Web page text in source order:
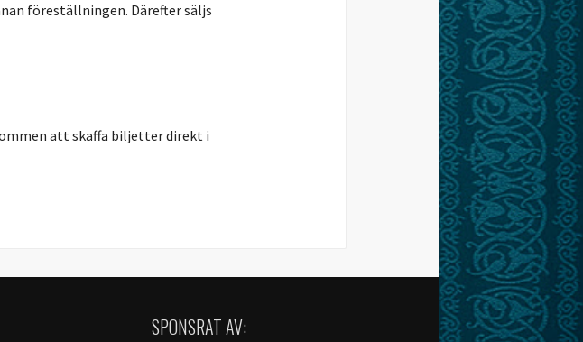
föreställningen. Därefter säljs
att skaffa biljetter direkt i
SPONSRAT AV: